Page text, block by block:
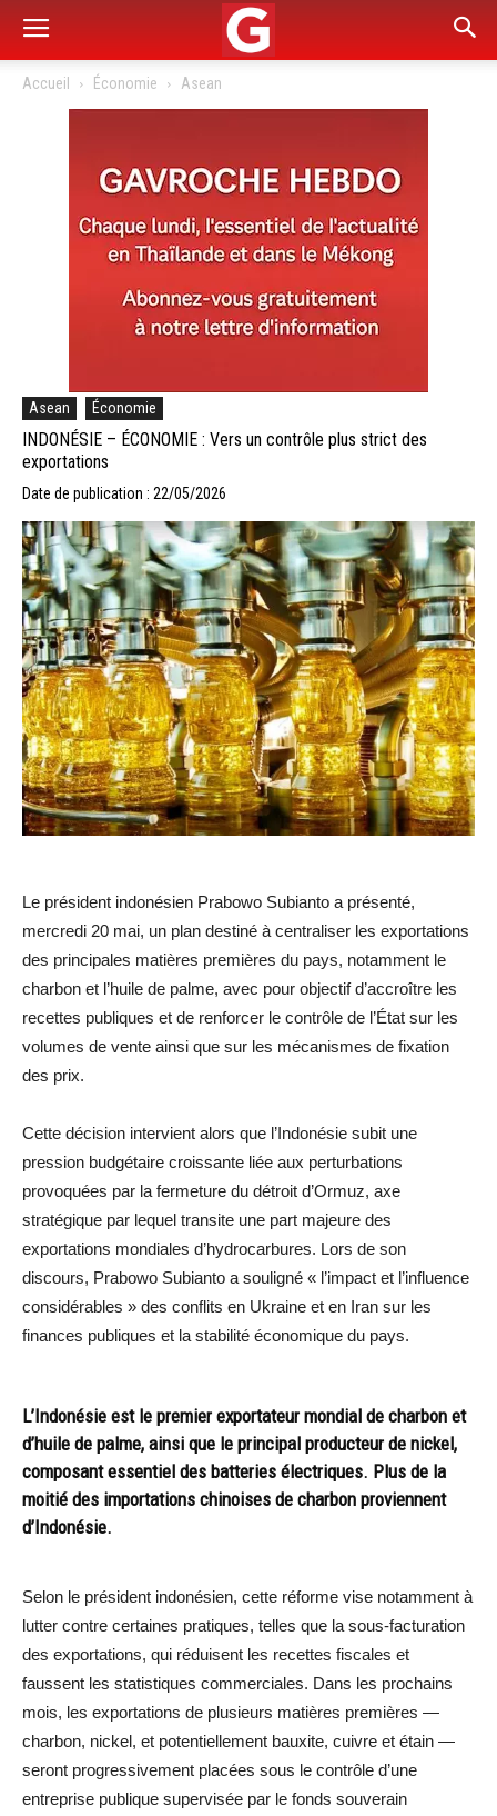
Accueil Économie Asean
Asean Économie
INDONÉSIE – ÉCONOMIE : Vers un contrôle plus strict des
exportations
Date de publication : 22/05/2026
Le président indonésien Prabowo Subianto a présenté,
mercredi 20 mai, un plan destiné à centraliser les exportations
des principales matières premières du pays, notamment le
charbon et l’huile de palme, avec pour objectif d’accroître les
recettes publiques et de renforcer le contrôle de l’État sur les
volumes de vente ainsi que sur les mécanismes de fixation
des prix.
Cette décision intervient alors que l’Indonésie subit une
pression budgétaire croissante liée aux perturbations
provoquées par la fermeture du détroit d’Ormuz, axe
stratégique par lequel transite une part majeure des
exportations mondiales d’hydrocarbures. Lors de son
discours, Prabowo Subianto a souligné « l’impact et l’influence
considérables » des conflits en Ukraine et en Iran sur les
finances publiques et la stabilité économique du pays.
L’Indonésie est le premier exportateur mondial de charbon et
d’huile de palme, ainsi que le principal producteur de nickel,
composant essentiel des batteries électriques. Plus de la
moitié des importations chinoises de charbon proviennent
d’Indonésie.
Selon le président indonésien, cette réforme vise notamment à
lutter contre certaines pratiques, telles que la sous-facturation
des exportations, qui réduisent les recettes fiscales et
faussent les statistiques commerciales. Dans les prochains
mois, les exportations de plusieurs matières premières —
charbon, nickel, et potentiellement bauxite, cuivre et étain —
seront progressivement placées sous le contrôle d’une
entreprise publique supervisée par le fonds souverain